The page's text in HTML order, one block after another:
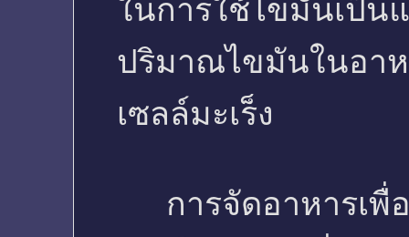
ในการใช้ไขมันเป็น
ปริมาณไขมันในอา
เซลล์มะเร็ง
การจัดอาหารเพื่อ